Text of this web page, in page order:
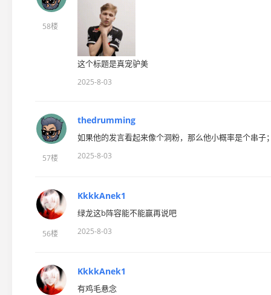
58楼
这个标题是真宠驴美
2025-8-03
57楼
thedrumming
如果他的发言看起来像个洞粉，那么他小概率是个串
2025-8-03
56楼
KkkkAnek1
绿龙这b阵容能不能赢再说吧
2025-8-03
KkkkAnek1
有鸡毛悬念